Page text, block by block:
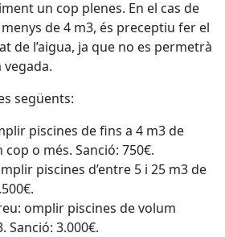
un cop plenes. En el cas de
de 4 m3, és preceptiu fer el
de l’aigua, ja que no es permetrà
vegada.
següents:
piscines de fins a 4 m3 de
o més. Sanció: 750€.
piscines d’entre 5 i 25 m3 de
omplir piscines de volum
Sanció: 3.000€.